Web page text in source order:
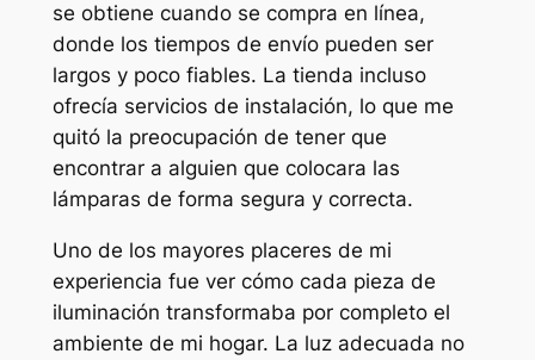
se obtiene cuando se compra en línea,
donde los tiempos de envío pueden ser
largos y poco fiables. La tienda incluso
ofrecía servicios de instalación, lo que me
quitó la preocupación de tener que
encontrar a alguien que colocara las
lámparas de forma segura y correcta.
Uno de los mayores placeres de mi
experiencia fue ver cómo cada pieza de
iluminación transformaba por completo el
ambiente de mi hogar. La luz adecuada no